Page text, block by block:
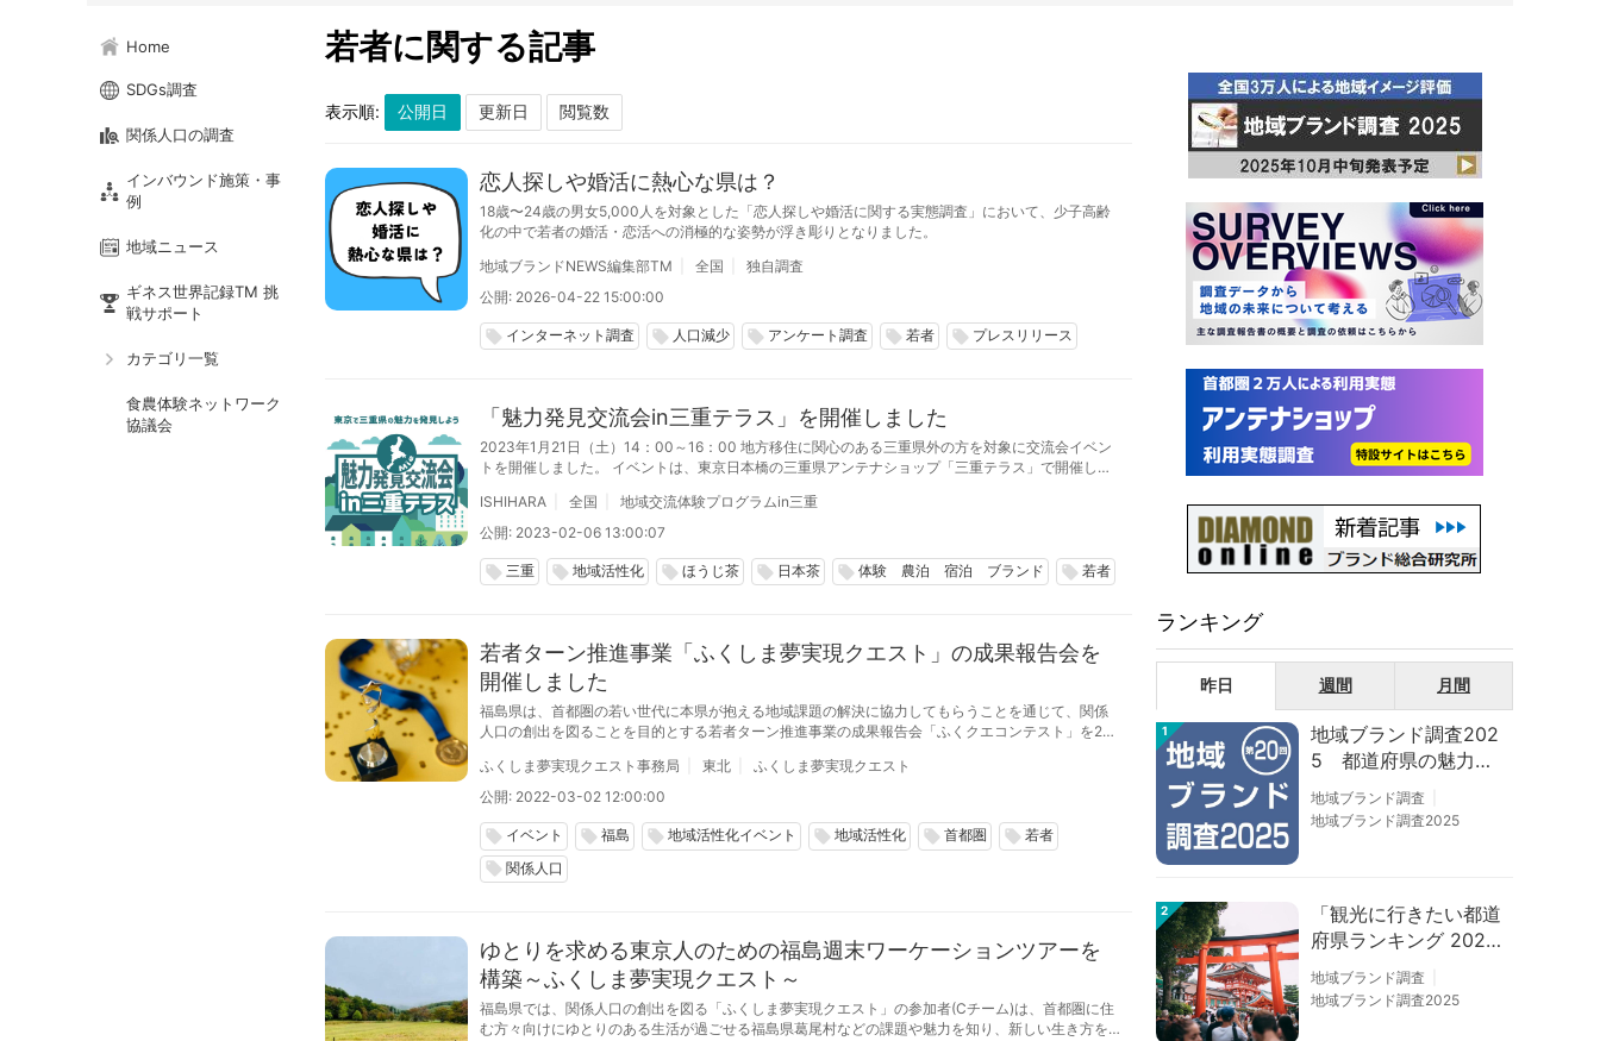
Home
SDGs調査
関係人口の調査
インバウンド施策・事
例
地域ニュース
ギネス世界記録TM 挑
戦サポート
カテゴリ一覧
食農体験ネットワーク
協議会
若者に関する記事
表示順:
恋人探しや婚活に熱心な県は？
18歳〜24歳の男女5,000人を対象とした「恋人探しや婚活に関する実態調査」において、少子高齢
化の中で若者の婚活・恋活への消極的な姿勢が浮き彫りとなりました。
地域ブランドNEWS編集部TM
全国
独自調査
公開: 2026-04-22 15:00:00
local_offer インターネット調査 local_offer 人口減少 local_offer アンケート調査 local_offer 若者 local_offer プレスリリース
「魅力発見交流会in三重テラス」を開催しました
2023年1月21日（土）14：00～16：00 地方移住に関心のある三重県外の方を対象に交流会イベン
トを開催しました。 イベントは、東京日本橋の三重県アンテナショップ「三重テラス」で開催し、
ISHIHARA
全国
地域交流体験プログラムin三重
公開: 2023-02-06 13:00:07
local_offer 三重 local_offer 地域活性化 local_offer ほうじ茶 local_offer 日本茶 local_offer 体験 農泊 宿泊 ブランド local_offer 若者
若者ターン推進事業「ふくしま夢実現クエスト」の成果報告会を
開催しました
福島県は、首都圏の若い世代に本県が抱える地域課題の解決に協力してもらうことを通じて、関係
人口の創出を図ることを目的とする若者ターン推進事業の成果報告会「ふくクエコンテスト」を2月
ふくしま夢実現クエスト事務局
東北
ふくしま夢実現クエスト
公開: 2022-03-02 12:00:00
local_offer イベント local_offer 福島 local_offer 地域活性化イベント local_offer 地域活性化 local_offer 首都圏 local_offer 若者
local_offer 関係人口
ゆとりを求める東京人のための福島週末ワーケーションツアーを
構築～ふくしま夢実現クエスト～
福島県では、関係人口の創出を図る「ふくしま夢実現クエスト」の参加者(Cチーム)は、首都圏に住
む方々向けにゆとりのある生活が過ごせる福島県葛尾村などの課題や魅力を知り、新しい生き方を
ランキング
昨日 週間 月間
1
地域ブランド調査202
5 都道府県の魅力度
等調査結果
地域ブランド調査
地域ブランド調査2025
2
「観光に行きたい都道
府県ランキング 202
6」京都は低下、神奈
川上昇
地域ブランド調査
地域ブランド調査2025